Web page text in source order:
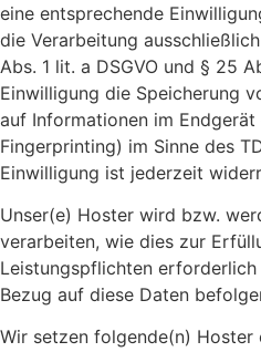
eine entsprechende
die Verarbeitung
Abs. 1 lit. a DSGVO und § 25
Einwilligung die Speicherung
auf Informationen im
Fingerprinting) im Sinne des
Einwilligung ist jederzeit
Unser(e) Hoster wird bzw.
verarbeiten, wie dies zur
Leistungspflichten erforderlich
Bezug auf diese Daten
Wir setzen folgende(n) Hoster